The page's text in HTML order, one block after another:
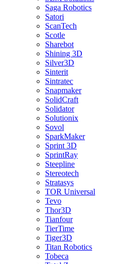
Saga Robotics
Satori
ScanTech
Scotle
Sharebot
Shining 3D
Silver3D
Sinterit
Sintratec
Snapmaker
SolidCraft
Solidator
Solutionix
Sovol
SparkMaker
Sprint 3D
SprintRay
Steepline
Stereotech
Stratasys
TOR Universal
Tevo
Thor3D
Tianfour
TierTime
Tiger3D
Titan Robotics
Tobeca